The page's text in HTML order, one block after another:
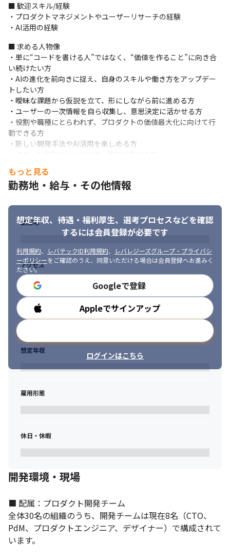
・AIを単なる効率化ツールとしてではなく開発プロセスに自然に
組み込んでおり、AI前提の新しいスタイルで高速に仮説検証を進
めながら、ユーザー価値の定義や意思決定に集中できる環境です
・職種の垣根や役割に縛られず、プロダクトの価値最大化のため
に必要なことを自ら選択でき、エンジニアリングに留まらず事業
やユーザーに関わる機会も多くあります
・IPO、海外展開、新規事業立ち上げなどを経験したメンバーとと
もに、プロダクトづくりに取り組めます
・単なる開発にとどまらず、課題設定や意思決定にも関わるた
め、プロダクトづくりの視点を広げられます
■ 歓迎スキル/経験
・プロダクトマネジメントやユーザーリサーチの経験
・AI活用の経験
■ 求める人物像
・単に“コードを書ける人”ではなく、“価値を作ること”に向き合
い続けたい方
・AIの進化を前向きに捉え、自身のスキルや働き方をアップデー
トしたい方
・曖昧な課題から仮説を立て、形にしながら前に進める方
・ユーザーの一次情報を自ら収集し、意思決定に活かせる方
・役割や職種にとらわれず、プロダクトの価値最大化に向けて行
動できる方
・新しい開発手法やAI活用を楽しめる方
・変化の多い環境の中で、試行錯誤を楽しめる方
もっと見る
勤務地・給与・その他情報
想定年収、待遇・福利厚生、 選考プロセスなどを確認
するには会員登録が必要です
利用規約、 レバテックID利用規約、
レバレジーズグループ・プライバシ
ーポリシーをご確認のうえ、同意いただける場合は会員登録へお進みく
ださい。
Googleで登録
Appleでサインアップ
ログインはこちら
勤務地
アクセス
勤務時間
想定年収
雇用形態
休日・休暇
開発環境・現場
■ 配属：プロダクト開発チーム
全体30名の組織のうち、開発チームは現在8名（CTO、
PdM、プロダクトエンジニア、デザイナー）で構成されて
います。